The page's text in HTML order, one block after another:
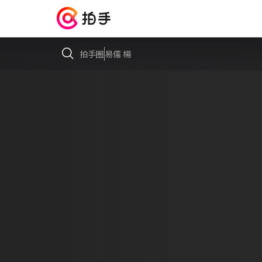
拍手圈易儒 楊